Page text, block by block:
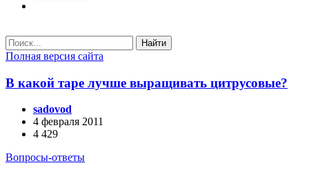
Найти
Полная версия сайта
В какой таре лучше выращивать цитрусовые?
sadovod
4 февраля 2011
4 429
Вопросы-ответы